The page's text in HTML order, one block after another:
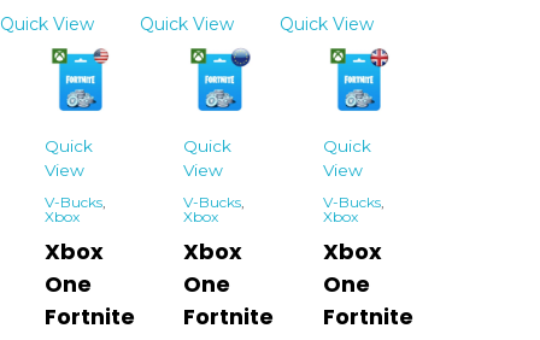
Quick View
Quick
View
V-Bucks,
Xbox
Xbox
One
Fortnite
Quick View
Quick
View
V-Bucks
Xbox
Xbox
One
Fortnite
Quick View
Quick
View
V-Bucks
Xbox
Xbox
One
Fortnite